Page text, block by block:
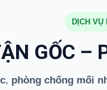
DỊCH VỤ
GỐC –
, phòng chống mối